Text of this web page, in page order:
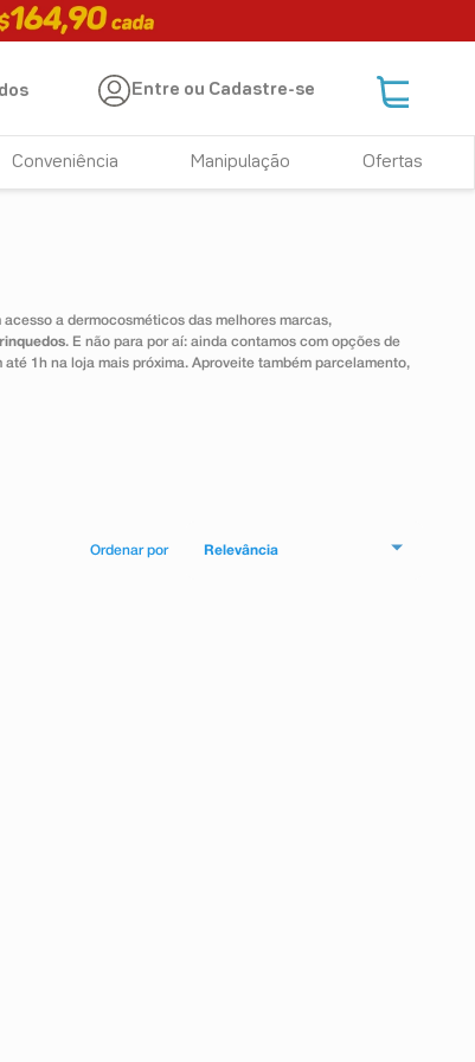
Entre ou Cadastre-se
Conveniência Manipulação Ofertas
acesso a dermocosméticos das melhores marcas,
. E não para por aí: ainda contamos com opções de
1h na loja mais próxima. Aproveite também parcelamento,
Relevância